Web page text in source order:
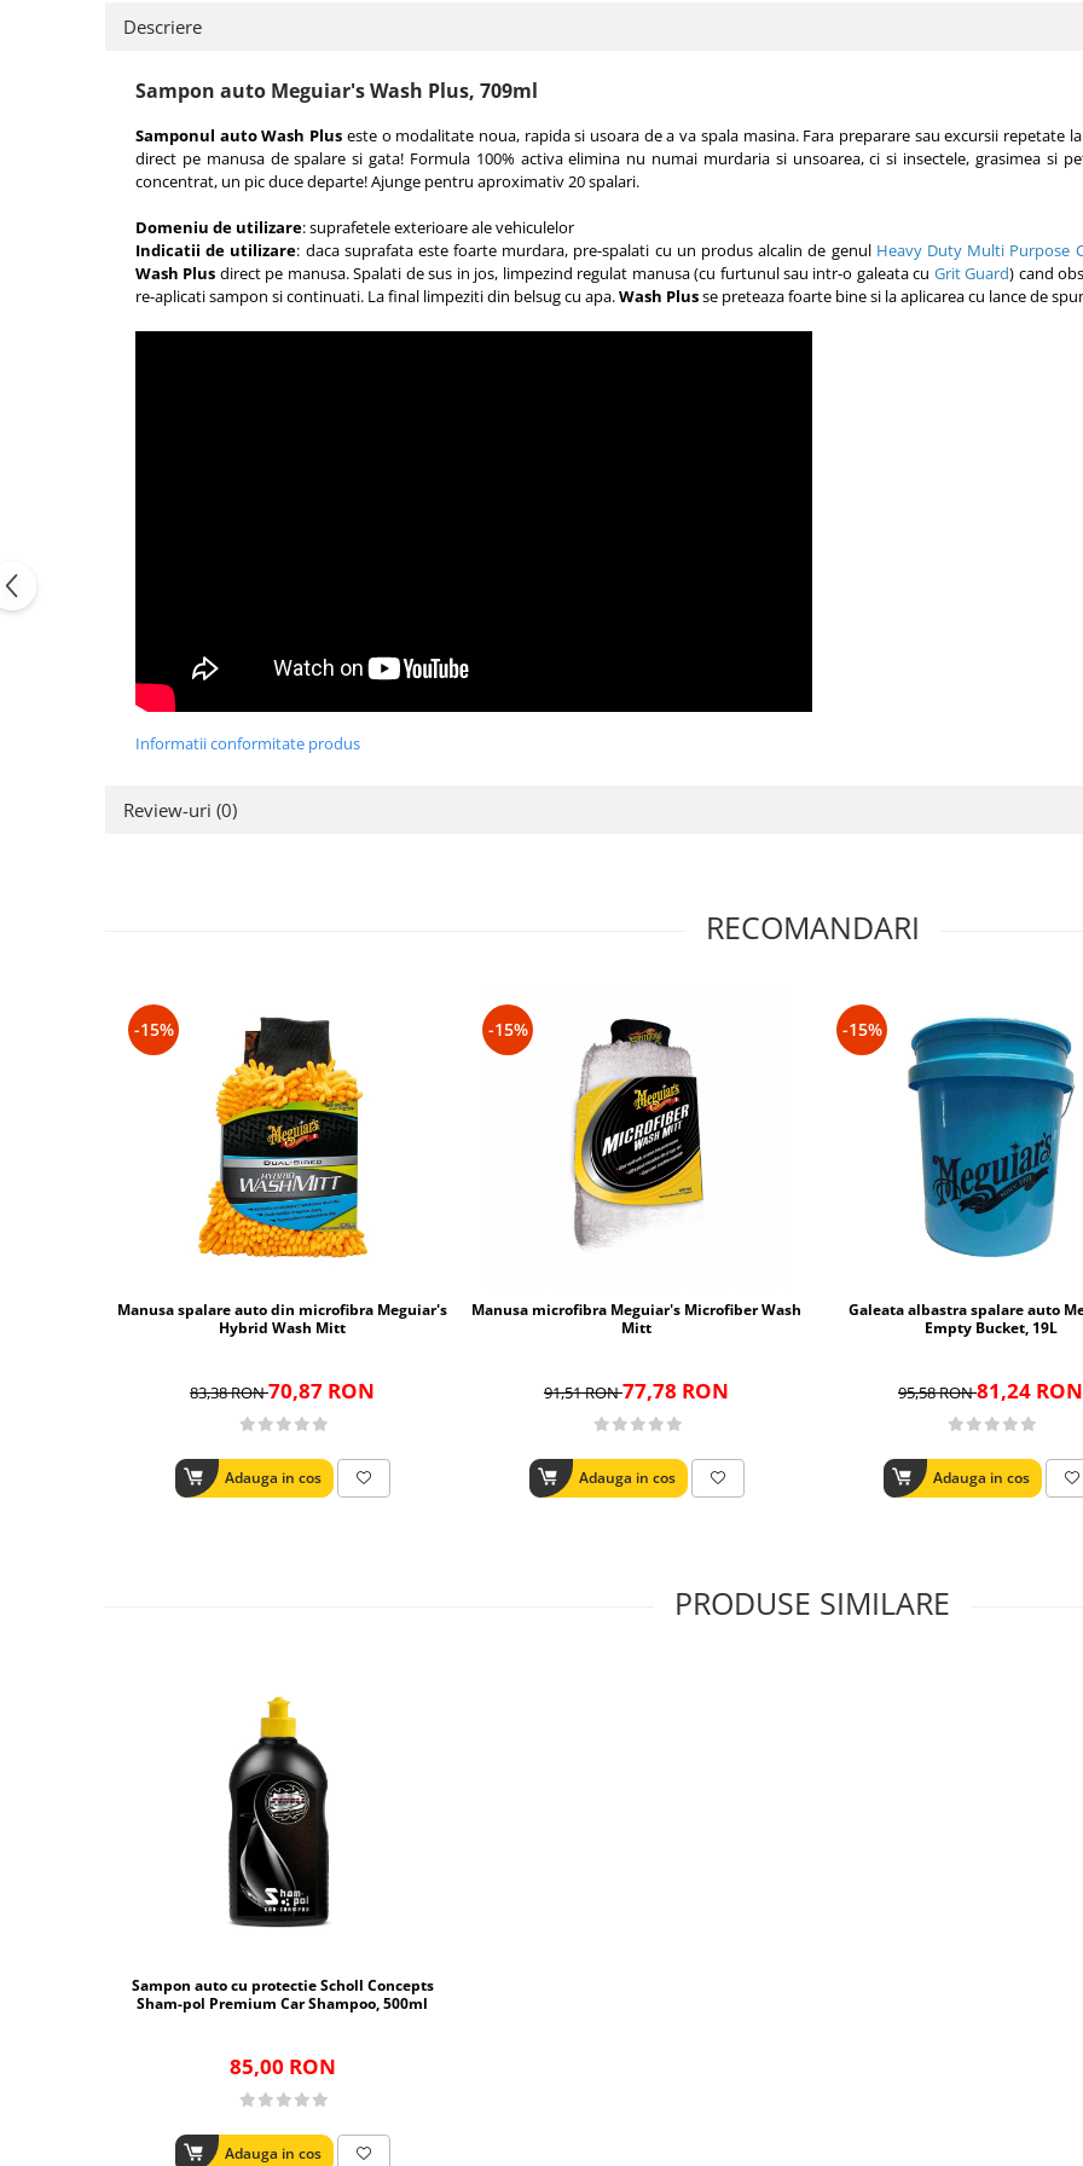
DETAILING RAPID EXTERIOR
Accesorii detailing rapid
ACCESORII EXTERIOR
CONSUMABILE AUTO
Descriere
Sampon auto Meguiar's Wash Plus, 709ml
Samponul auto Wash Plus este o modalitate noua, rapida si usoara de a va spala masina. Fara preparare sau excursii repetate
direct pe manusa de spalare si gata! Formula 100% activa elimina nu numai murdaria si unsoarea, ci si insectele, grasimea si
concentrat, un pic duce departe! Ajunge pentru aproximativ 20 spalari.
Domeniu de utilizare: suprafetele exterioare ale vehiculelor
Indicatii de utilizare: daca suprafata este foarte murdara, pre-spalati cu un produs alcalin de genul Heavy Duty Multi Purpose
Wash Plus direct pe manusa. Spalati de sus in jos, limpezind regulat manusa (cu furtunul sau intr-o galeata cu Grit Guard) cand
re-aplicati sampon si continuati. La final limpeziti din belsug cu apa.Wash Plusse preteaza foarte bine si la aplicarea cu lance de
Informatii conformitate produs
Review-uri (0)
RECOMANDARI
-15%
Manusa spalare auto din microfibra Meguiar's
Hybrid Wash Mitt
83,38 RON70,87 RON
Adauga in cos
-15%
Manusa microfibra Meguiar's Microfiber Wash
Mitt
91,51 RON77,78 RON
Adauga in cos
-15%
Galeata albastra spalare auto
Empty Bucket, 19L
95,58 RON81,24 RON
Adauga in cos
PRODUSE SIMILARE
Sampon auto cu protectie Scholl Concepts
Sham-pol Premium Car Shampoo, 500ml
85,00 RON
Adauga in cos